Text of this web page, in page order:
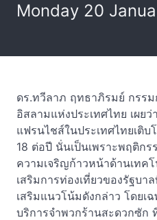
Monday 20
ดร.ทวีลาภ ฤทธาภิรมย์ กรร
อิสลามแห่งประเทศไทย เผย
แฟรนไชส์ในประเทศไทยเติบ
18 ต่อปี นั่นเป็นเพราะพฤติก
ความเจริญก้าวหน้าด้านเทค
เสริมการท่องเที่ยวของรัฐบา
เสริมแนวโน้มดังกล่าว โดยเ
บริการจำพวกร้านสะดวกซัก